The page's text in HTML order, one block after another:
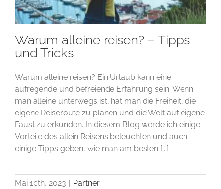
Warum alleine reisen? – Tipps
und Tricks
Warum alleine reisen? Ein Urlaub kann eine
aufregende und befreiende Erfahrung sein. Wenn
man alleine unterwegs ist, hat man die Freiheit, die
eigene Reiseroute zu planen und die Welt auf eigene
Faust zu erkunden. In diesem Blog werde ich einige
Vorteile des allein Reisens beleuchten und auch
einige Tipps geben, wie man am besten [...]
Mai 10th, 2023 | Partner